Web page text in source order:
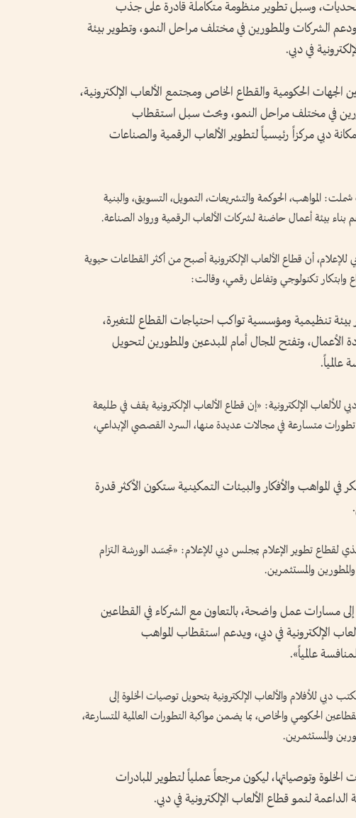
وسبل تطوير منظومة متكاملة قادرة على جذب
ودعم الشركات والمطورين في مختلف مراحل النمو، وتطوير بيئة
في دبي.
الجهات الحكومية والقطاع الخاص ومجتمع الألعاب الإلكترونية،
في مختلف مراحل النمو، وبحث سبل استقطاب
دبي مركزاً رئيسياً لتطوير الألعاب الرقمية والصناعات
استراتيجية شملت: المواهب، الحوكمة والتشريعات، التمويل، التسويق، والبنية
بناء بيئة أعمال حاضنة لشركات الألعاب الرقمية ورواد الصناعة.
أن قطاع الألعاب الإلكترونية أصبح من أكثر القطاعات حيوية
وابتكار تكنولوجي وتفاعل رقمي، وقالت:
تنظيمية ومؤسسية تواكب احتياجات القطاع المتغيرة،
الأعمال، وتفتح المجال أمام المبدعين والمطورين لتحويل
عالمياً.
الإلكترونية: «إن قطاع الألعاب الإلكترونية يقف في طليعة
تطورات متسارعة في مجالات عديدة منها، السرد القصصي الإبداعي،
في المواهب والأفكار والبيئات التمكينية ستكون الأكثر قدرة
لقطاع تطوير الإعلام بمجلس دبي للإعلام: «تجسّد الورشة التزام
والمستثمرين.
مسارات عمل واضحة، بالتعاون مع الشركاء في القطاعين
الإلكترونية في دبي، ويدعم استقطاب المواهب
عالمياً».
للأفلام والألعاب الإلكترونية بتحويل توصيات الخلوة إلى
الحكومي والخاص، بما يضمن مواكبة التطورات العالمية المتسارعة،
والمستثمرين.
وتوصياتها، ليكون مرجعاً عملياً لتطوير المبادرات
الداعمة لنمو قطاع الألعاب الإلكترونية في دبي.